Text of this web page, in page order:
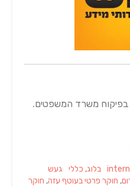
בפיקוח משרד המשפטים.
Categories
בלוג, כללי Tags
געש
, חוקר פרטי בעוטף עזה, חוקר